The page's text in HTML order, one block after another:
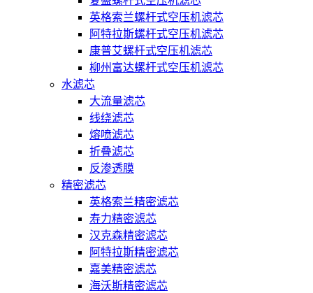
英格索兰螺杆式空压机滤芯
阿特拉斯螺杆式空压机滤芯
康普艾螺杆式空压机滤芯
柳州富达螺杆式空压机滤芯
水滤芯
大流量滤芯
线绕滤芯
熔喷滤芯
折叠滤芯
反渗透膜
精密滤芯
英格索兰精密滤芯
寿力精密滤芯
汉克森精密滤芯
阿特拉斯精密滤芯
嘉美精密滤芯
海沃斯精密滤芯